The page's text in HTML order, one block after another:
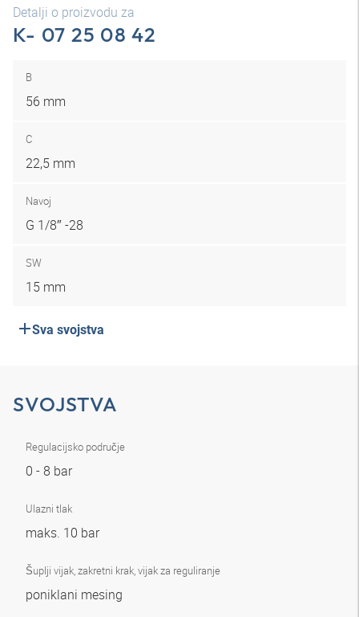
Detalji o proizvodu za
K- 07 25 08 42
B
56 mm
C
22,5 mm
Navoj
G 1/8″ -28
SW
15 mm
Sva svojstva
SVOJSTVA
Regulacijsko područje
0 - 8 bar
Ulazni tlak
maks. 10 bar
Šuplji vijak, zakretni krak, vijak za reguliranje
poniklani mesing